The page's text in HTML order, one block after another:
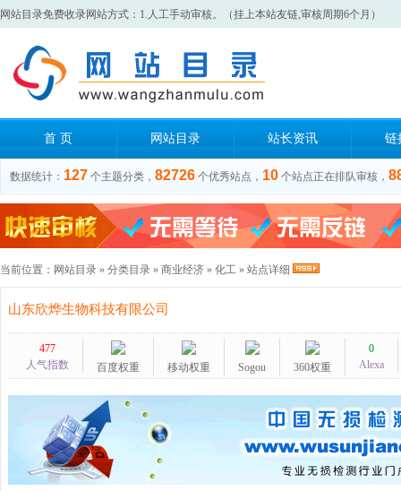
网站目录免费收录网站方式：1.人工手动审核。（挂上本站友链,审核周期6个月）
首 页 网站目录 站长资讯 链
数据统计： 127 个主题分类， 82726 个优秀站点， 10 个站点正在排队审核，
当前位置： 网站目录 » 分类目录 » 商业经济 » 化工 » 站点详细
山东欣烨生物科技有限公司
477
人气指数
百度权重 移动权重 Sogou 360权重
0
Alexa